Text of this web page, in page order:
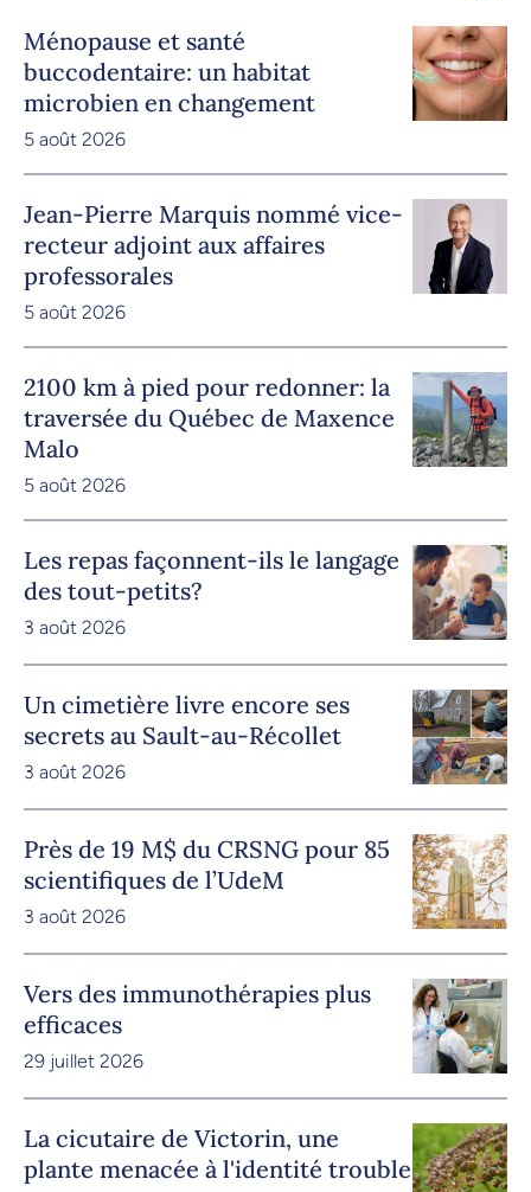
Ménopause et santé
buccodentaire: un habitat
microbien en changement
5 août 2026
Jean-Pierre Marquis nommé vice-
recteur adjoint aux affaires
professorales
5 août 2026
2100 km à pied pour redonner: la
traversée du Québec de Maxence
Malo
5 août 2026
Les repas façonnent-ils le langage
des tout-petits?
3 août 2026
Un cimetière livre encore ses
secrets au Sault-au-Récollet
3 août 2026
Près de 19 M$ du CRSNG pour 85
scientifiques de l’UdeM
3 août 2026
Vers des immunothérapies plus
efficaces
29 juillet 2026
La cicutaire de Victorin, une
plante menacée à l'identité trouble